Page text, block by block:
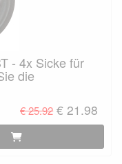
- 4x Sicke für
die
€ 25.92 € 21.98